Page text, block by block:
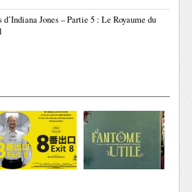
d’Indiana Jones – Partie 5 : Le Royaume du